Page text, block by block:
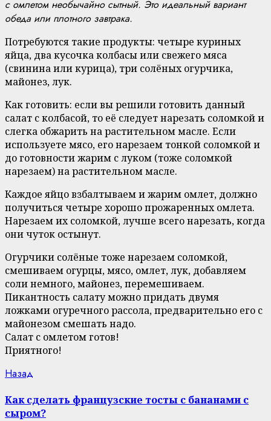
с омлетом необычайно сытный. Это идеальный вариант
обеда или плотного завтрака.
Потребуются такие продукты: четыре куриных
яйца, два кусочка колбасы или свежего мяса
(свинина или курица), три солёных огурчика,
майонез, лук.
Как готовить: если вы решили готовить данный
салат с колбасой, то её следует нарезать соломкой и
слегка обжарить на растительном масле. Если
используете мясо, его нарезаем тонкой соломкой и
до готовности жарим с луком (тоже соломкой
нарезаем) на растительном масле.
Каждое яйцо взбалтываем и жарим омлет, должно
получиться четыре хорошо прожаренных омлета.
Нарезаем их соломкой, лучше всего нарезать, когда
они чуток остынут.
Огурчики солёные тоже нарезаем соломкой,
смешиваем огурцы, мясо, омлет, лук, добавляем
соли немного, майонез, перемешиваем.
Пикантность салату можно придать двумя
ложками огуречного рассола, предварительно его с
майонезом смешать надо.
Салат с омлетом готов!
Приятного!
Continue
Reading
Назад
Как сделать французские тосты с бананами с
сыром?